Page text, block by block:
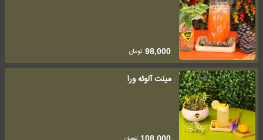
98,000 تومان
مینت آلوئه ورا